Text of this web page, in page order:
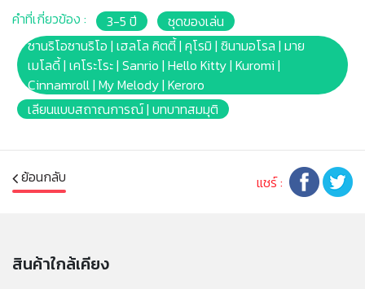
หมายเหตุ:
สินค้าอาจมีการเปลี่ยนแปลงลวดลาย สีสันบนผลิตภัณฑ์ หรือ
แพ็คเกจโดยร้านฯอาจไม่สามารถแจ้งให้ทราบล่วงหน้า และสี
ของผลิตภัณฑ์ที่แสดงบนเว็บไซต์อาจมีความแตกต่างกันจาก
การตั้งค่าการแสดงผลสีของแต่ละหน้าจอ
งานในการดูแลของผู้ปกครอง หรือผู้เชี่ยวชาญ ไม่นำเข้าจมูก
คำที่เกี่ยวข้อง : 3-5 ปี
ชุดของเล่น
ซานริโอซานริโอ | เฮลโล คิตตี้ | คุโรมิ | ซินามอโรล | มาย
เมโลดี้ | เคโระโระ | Sanrio | Hello Kitty | Kuromi |
Cinnamroll | My Melody | Keroro
เลียนแบบสถาณการณ์ | บทบาทสมมุติ
ย้อนกลับ แชร์ :
สินค้าใกล้เคียง